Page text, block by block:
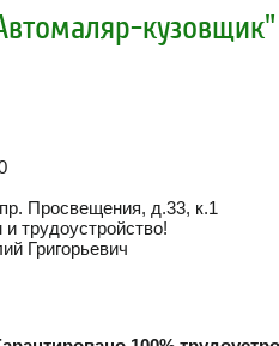
Просвещения, д.33, к.1
трудоустройство!
Григорьевич